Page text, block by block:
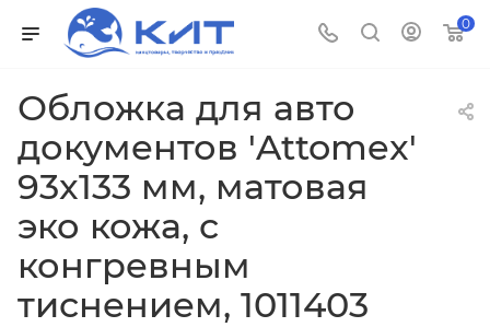
0
Обложка для авто
документов 'Attomex'
93x133 мм, матовая
эко кожа, с
конгревным
тиснением, 1011403